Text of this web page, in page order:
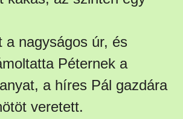
a nagyságos úr, és
Péternek a
a híres Pál gazdára
veretett.